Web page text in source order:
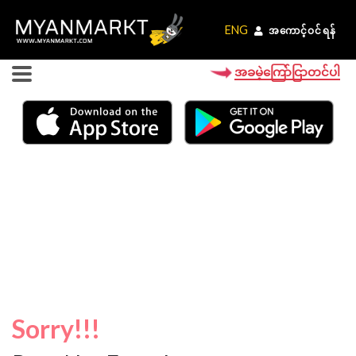
ENG အကောင့်ဝင်ရန်
ENG အကောင့်ဝင်ရန်
အခမဲ့ကြော်ငြာတင်ပါ
Sorry!!!